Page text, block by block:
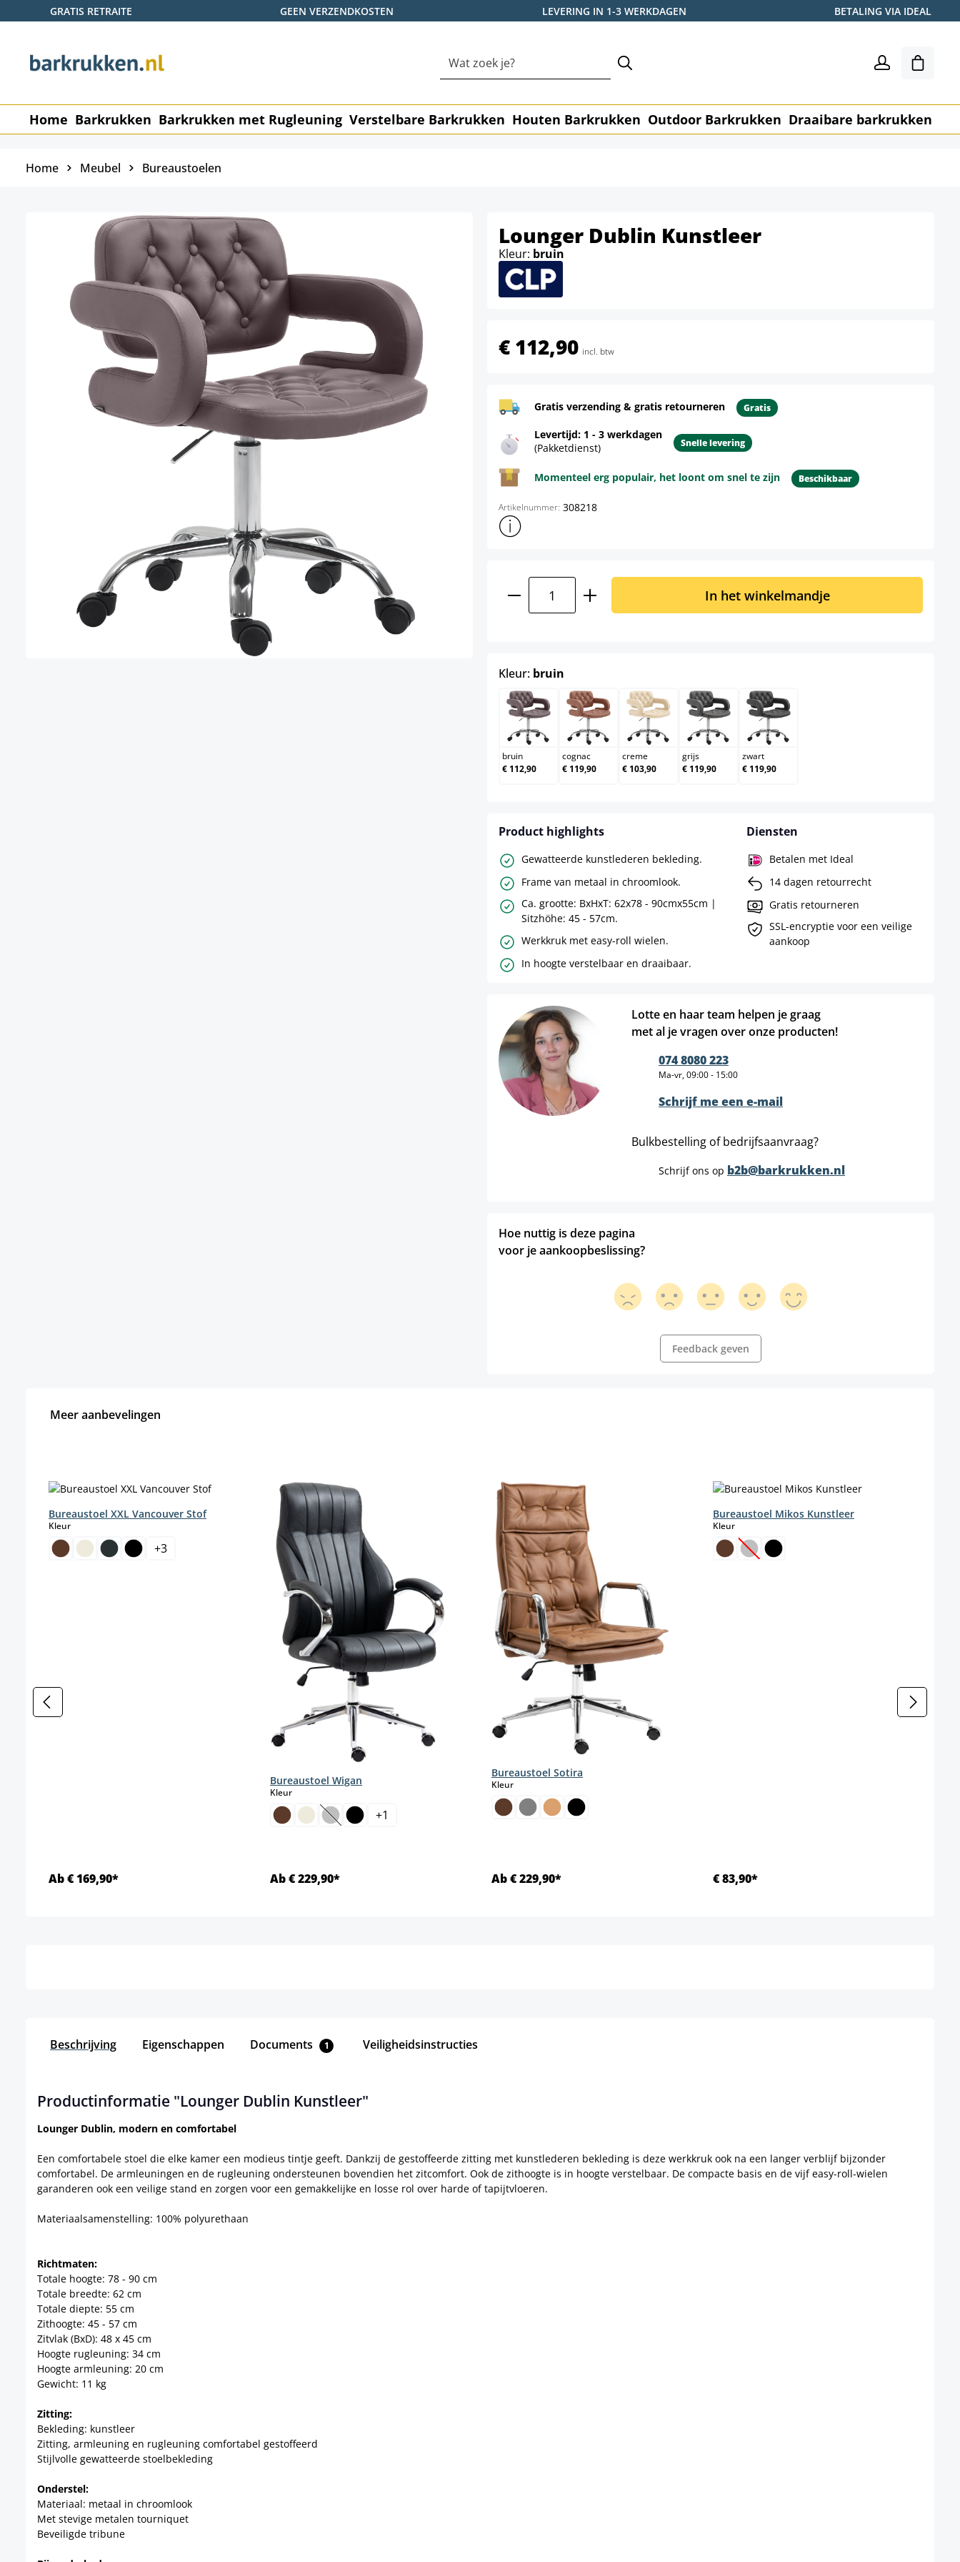
de hoofdinhoud
Ga naar de zoekopdracht
Ga naar de hoofdnavigatie
GRATIS RETRAITE GEEN VERZENDKOSTEN LEVERING IN 1-3 WERKDAGEN BETALING VIA IDEAL
Home Barkrukken Barkrukken met Rugleuning Verstelbare Barkrukken Houten Barkrukken Outdoor Barkrukken Draaibare barkrukken
Home Meubel Bureaustoelen
Lounger Dublin Kunstleer
Kleur: bruin
€ 112,90 incl. btw
Gratis verzending & gratis retourneren Gratis
Levertijd: 1 - 3 werkdagen
(Pakketdienst)
Snelle levering
Momenteel erg populair, het loont om snel te zijn Beschikbaar
Artikelnummer: 308218
Toon meer productinformatie
Producthoeveelheid: Voer de gewenste hoeveelheid in
In het winkelmandje
Kleur: bruin
bruin
bruin
€ 112,90
cognac
cognac
€ 119,90
creme
creme
€ 103,90
grijs
grijs
€ 119,90
zwart
zwart
€ 119,90
Product highlights
Gewatteerde kunstlederen bekleding.
Frame van metaal in chroomlook.
Ca. grootte: BxHxT: 62x78 - 90cmx55cm |
Sitzhöhe: 45 - 57cm.
Werkkruk met easy-roll wielen.
In hoogte verstelbaar en draaibaar.
Diensten
Betalen met Ideal
14 dagen retourrecht
Gratis retourneren
SSL-encryptie voor een veilige
aankoop
Lotte en haar team helpen je graag
met al je vragen over onze producten!
074 8080 223
Ma-vr, 09:00 - 15:00
Schrijf me een e-mail
Bulkbestelling of bedrijfsaanvraag?
Schrijf ons op b2b@barkrukken.nl
Hoe nuttig is deze pagina
voor je aankoopbeslissing?
Feedback geven
Meer aanbevelingen
Bureaustoel XXL Vancouver Stof
Kleurselect
+3
Ab € 169,90*
Bureaustoel Wigan
Kleurselect
(Deze optie is momenteel niet beschikbaar.)
+1
Ab € 229,90*
Bureaustoel Sotira
Kleurselect
Ab € 229,90*
Bureaustoel Mikos Kunstleer
Kleurselect
(Deze optie is momenteel niet beschikbaar.)
€ 83,90*
Beschrijving Eigenschappen Documents 1 Veiligheidsinstructies
Productinformatie "Lounger Dublin Kunstleer"
Lounger Dublin, modern en comfortabel
Een comfortabele stoel die elke kamer een modieus tintje geeft. Dankzij de gestoffeerde zitting met kunstlederen bekleding is deze werkkruk ook na een langer verblijf bijzonder
comfortabel. De armleuningen en de rugleuning ondersteunen bovendien het zitcomfort. Ook de zithoogte is in hoogte verstelbaar. De compacte basis en de vijf easy-roll-wielen
garanderen ook een veilige stand en zorgen voor een gemakkelijke en losse rol over harde of tapijtvloeren.
Materiaalsamenstelling: 100% polyurethaan
Richtmaten:
Totale hoogte: 78 - 90 cm
Totale breedte: 62 cm
Totale diepte: 55 cm
Zithoogte: 45 - 57 cm
Zitvlak (BxD): 48 x 45 cm
Hoogte rugleuning: 34 cm
Hoogte armleuning: 20 cm
Gewicht: 11 kg
Zitting:
Bekleding: kunstleer
Zitting, armleuning en rugleuning comfortabel gestoffeerd
Stijlvolle gewatteerde stoelbekleding
Onderstel:
Materiaal: metaal in chroomlook
Met stevige metalen tourniquet
Beveiligde tribune